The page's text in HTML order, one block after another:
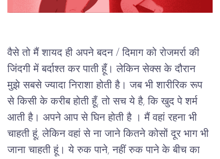
वैसे तो मैं शायद ही अपने बदन / दिमाग को रोजमर्रा की
जिंदगी में बर्दाश्त कर पाती हूँ। लेकिन सेक्स के दौरान
मुझे सबसे ज्यादा निराशा होती है। जब भी शारीरिक रूप
से किसी के करीब होती हूँ, तो सच ये है, कि खुद पे शर्म
आती है। अपने आप से घिन होती है । मैं वहां रहना भी
चाहती हूं, लेकिन वहां से ना जाने कितने कोसों दूर भाग भी
जाना चाहती हूं। ये रुक पाने, नहीं रुक पाने के बीच का